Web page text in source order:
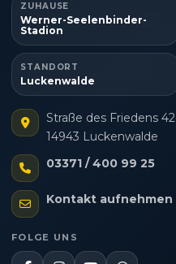
ZUHAUSE
Werner-Seelenbinder-
Stadion
STANDORT
Luckenwalde
Straße des Friedens 42
14943 Luckenwalde
03371 / 400 99 25
Kontakt aufnehmen
FOLGE UNS